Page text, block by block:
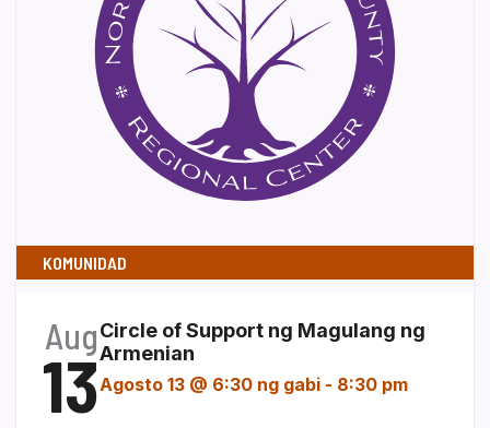
KOMUNIDAD
Aug
13
Circle of Support ng Magulang ng
Armenian
Agosto 13 @ 6:30 ng gabi - 8:30 pm